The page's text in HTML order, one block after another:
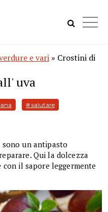
e vari » Crostini di
uva
# salutare
sono un antipasto
Qui la dolcezza
il sapore leggermente